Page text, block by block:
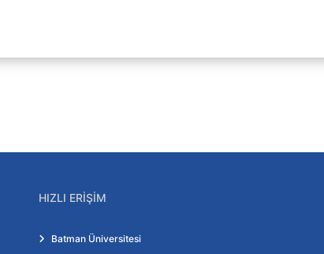
HIZLI ERIŞIM
Batman Üniversitesi